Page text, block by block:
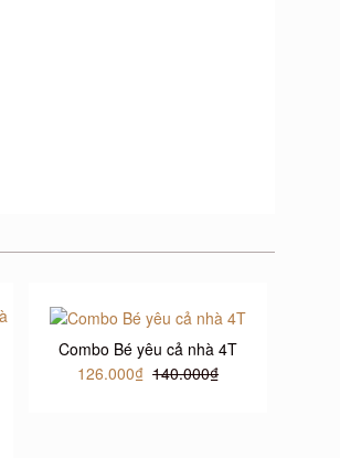
Combo Bé yêu cả nhà 4T
126.000₫ 140.000₫